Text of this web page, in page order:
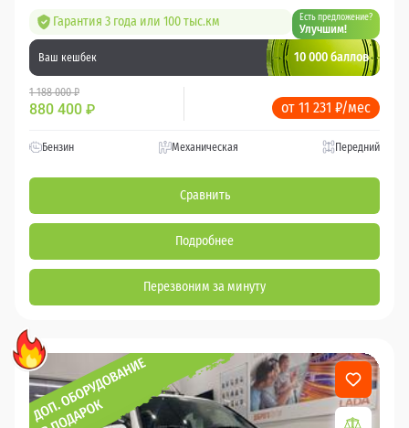
Гарантия 3 года или 100 тыс.км Есть предложение?
Улучшим!
Ваш кешбек 10 000 баллов
1 188 000 ₽
880 400 ₽ от 11 231 ₽/мес
Бензин Механическая Передний
Сравнить
Подробнее
Перезвоним за минуту